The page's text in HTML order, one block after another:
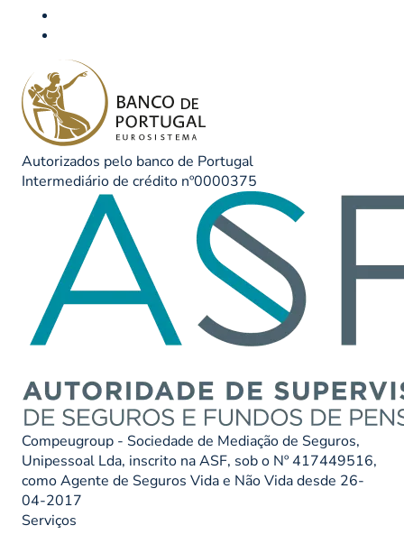
Autorizados pelo banco de Portugal
Intermediário de crédito nº0000375
Compeugroup - Sociedade de Mediação de Seguros,
Unipessoal Lda, inscrito na ASF, sob o Nº 417449516,
como Agente de Seguros Vida e Não Vida desde 26-
04-2017
Serviços